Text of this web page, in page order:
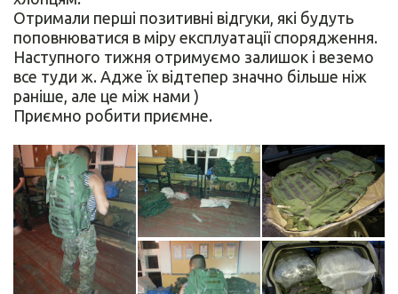
Отримали перші позитивні відгуки, які будуть
поповнюватися в міру експлуатації спорядження.
Наступного тижня отримуємо залишок і веземо
все туди ж. Адже їх відтепер значно більше ніж
раніше, але це між нами )
Приємно робити приємне.